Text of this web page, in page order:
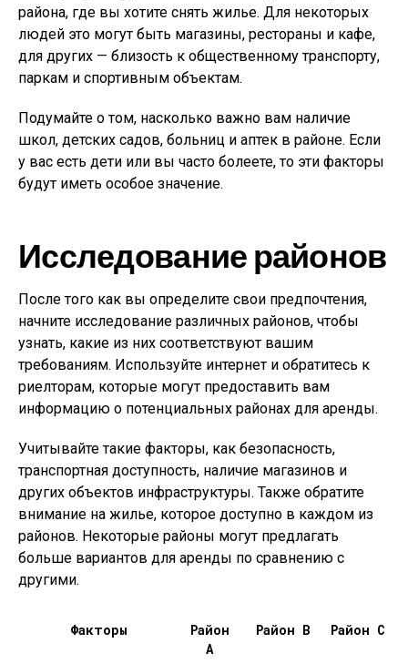
района, где вы хотите снять жилье. Для некоторых
людей это могут быть магазины, рестораны и кафе,
для других — близость к общественному транспорту,
паркам и спортивным объектам.
Подумайте о том, насколько важно вам наличие
школ, детских садов, больниц и аптек в районе. Если
у вас есть дети или вы часто болеете, то эти факторы
будут иметь особое значение.
Исследование районов
После того как вы определите свои предпочтения,
начните исследование различных районов, чтобы
узнать, какие из них соответствуют вашим
требованиям. Используйте интернет и обратитесь к
риелторам, которые могут предоставить вам
информацию о потенциальных районах для аренды.
Учитывайте такие факторы, как безопасность,
транспортная доступность, наличие магазинов и
других объектов инфраструктуры. Также обратите
внимание на жилье, которое доступно в каждом из
районов. Некоторые районы могут предлагать
больше вариантов для аренды по сравнению с
другими.
Факторы
Район
A
Район B Район C